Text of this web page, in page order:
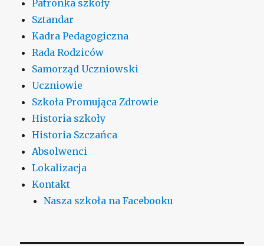
Patronka szkoły
Sztandar
Kadra Pedagogiczna
Rada Rodziców
Samorząd Uczniowski
Uczniowie
Szkoła Promująca Zdrowie
Historia szkoły
Historia Szczańca
Absolwenci
Lokalizacja
Kontakt
Nasza szkoła na Facebooku